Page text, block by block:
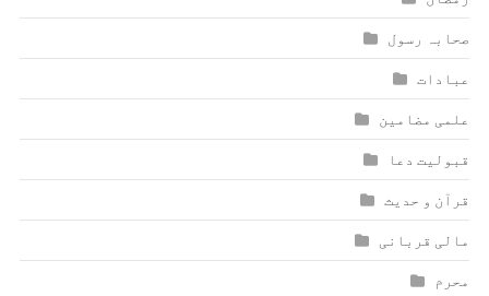
صحابہ رسول
عبادات
علمی مضامین
قبولیت دعا
قرآن و حدیث
مالی قربانی
محرم